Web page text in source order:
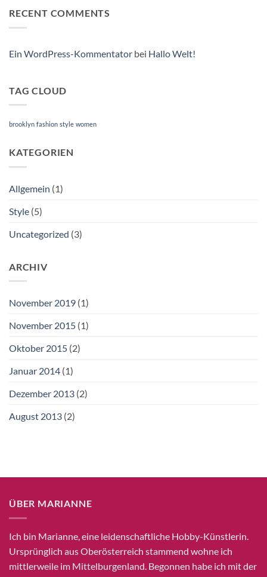
Video
RECENT COMMENTS
Ein WordPress-Kommentator bei Hallo Welt!
TAG CLOUD
brooklyn fashion style women
KATEGORIEN
Allgemein (1)
Style (5)
Uncategorized (3)
ARCHIV
November 2019 (1)
November 2015 (1)
Oktober 2015 (2)
Januar 2014 (1)
Dezember 2013 (2)
August 2013 (2)
ÜBER MARIANNE
Ich bin Marianne, eine leidenschaftliche Hobby-Künstlerin.
Ursprünglich aus Oberösterreich stammend wohne ich
mittlerweile im Mittelburgenland. Begonnen habe ich mit der